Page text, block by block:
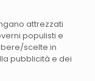
attrezzati
populisti e
scelte in
pubblicità e dei